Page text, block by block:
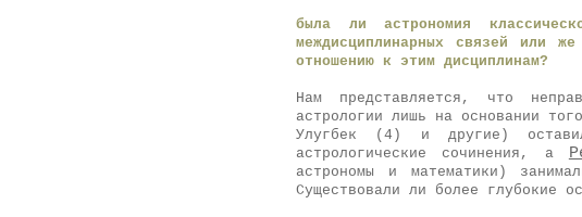
была ли астрономия
междисциплинарных связей или
отношению к этим дисциплинам?
Нам представляется, что
астрологии лишь на основании
Улугбек (4) и другие)
астрологические сочинения, а
астрономы и математики)
Существовали ли более глубокие